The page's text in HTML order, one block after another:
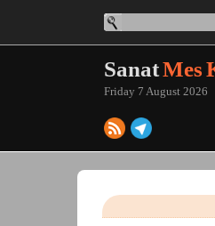
SanatMes
Friday 7 August 2026